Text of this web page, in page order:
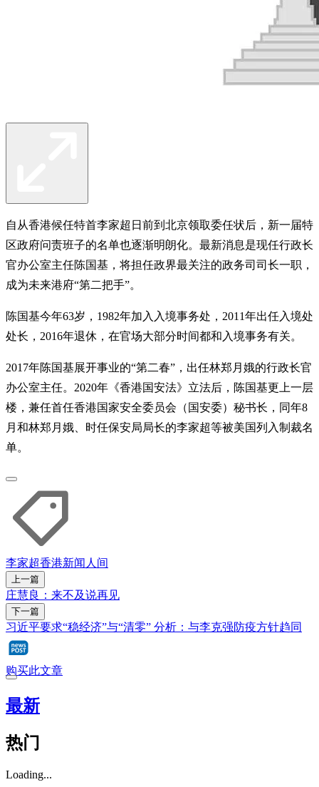
自从香港候任特首李家超日前到北京领取委任状后，新一届特
区政府问责班子的名单也逐渐明朗化。最新消息是现任行政长
官办公室主任陈国基，将担任政界最关注的政务司司长一职，
成为未来港府“第二把手”。
陈国基今年63岁，1982年加入入境事务处，2011年出任入境处
处长，2016年退休，在官场大部分时间都和入境事务有关。
2017年陈国基展开事业的“第二春”，出任林郑月娥的行政长官
办公室主任。2020年《香港国安法》立法后，陈国基更上一层
楼，兼任首任香港国家安全委员会（国安委）秘书长，同年8
月和林郑月娥、时任保安局局长的李家超等被美国列入制裁名
单。
李家超香港新闻人间
上一篇
庄慧良：来不及说再见
下一篇
习近平要求“稳经济”与“清零” 分析：与李克强防疫方针趋同
购买此文章
最新
热门
Loading...